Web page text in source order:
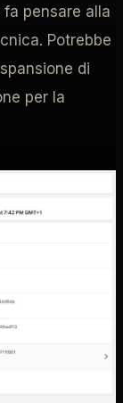
o
fa pensare alla
Potrebbe
di
per la